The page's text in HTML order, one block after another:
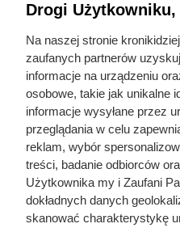
Drogi Użytkowniku,
Na naszej stronie
zaufanych partnerów
informacje na urządzeniu
osobowe, takie jak unikalne
informacje wysyłane przez
przeglądania w celu
reklam, wybór
treści, badanie odbiorców
Użytkownika my i Zaufani
dokładnych danych
skanować charakterystykę